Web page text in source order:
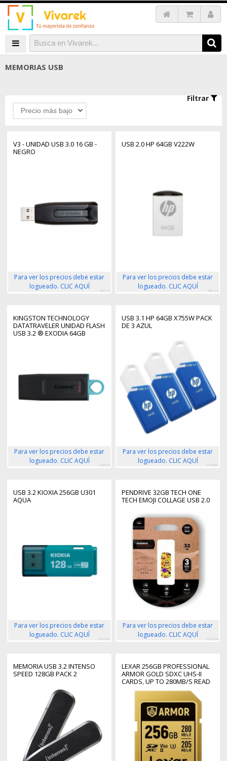
MEMORIAS USB
Filtrar
Precio más bajo
V3 - UNIDAD USB 3.0 16 GB -
NEGRO
Para ver los precios debe estar
logueado. CLIC AQUÍ
49113
USB 2.0 HP 64GB V222W
Para ver los precios debe estar
logueado. CLIC AQUÍ
88122
KINGSTON TECHNOLOGY
DATATRAVELER UNIDAD FLASH
USB 3.2 ® EXODIA 64GB
Para ver los precios debe estar
logueado. CLIC AQUÍ
96023
USB 3.1 HP 64GB X755W PACK
DE 3 AZUL
Para ver los precios debe estar
logueado. CLIC AQUÍ
155096
USB 3.2 KIOXIA 256GB U301
AQUA
Para ver los precios debe estar
logueado. CLIC AQUÍ
247686
PENDRIVE 32GB TECH ONE
TECH EMOJI COLLAGE USB 2.0
Para ver los precios debe estar
logueado. CLIC AQUÍ
262944
MEMORIA USB 3.2 INTENSO
SPEED 128GB PACK 2
LEXAR 256GB PROFESSIONAL
ARMOR GOLD SDXC UHS-II
CARDS, UP TO 280MB/S READ
210MB/S WRITE C10 V60
U3,STAINLESS STEEL CASING,